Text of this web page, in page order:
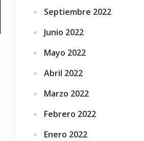
Septiembre 2022
Junio 2022
Mayo 2022
Abril 2022
Marzo 2022
Febrero 2022
Enero 2022